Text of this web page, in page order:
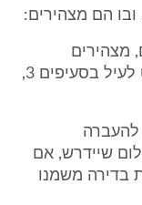
הם מצהירים:
מצהירים
ומתחייבים בזה את כל האמור ומפורט לעיל בסעיפים 3,
להעברה
שיידרש, אם
בדירה משמנו